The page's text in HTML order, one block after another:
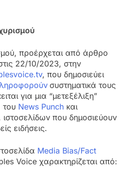
προέρχεται από άρθρο
22/10/2023, στην
, που δημοσιεύει
συστηματικά τους
για μια “μετεξέλιξη”
του News Punch και
ιστοσελίδων που δημοσιεύουν
ειδήσεις.
Media Bias/Fact
Voice χαρακτηρίζεται από: